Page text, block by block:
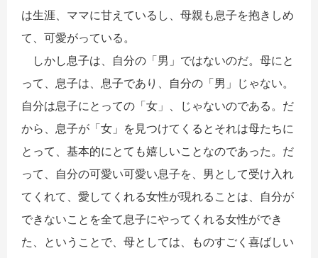
は生涯、ママに甘えているし、母親も息子を抱きしめ
て、可愛がっている。
しかし息子は、自分の「男」ではないのだ。母にと
って、息子は、息子であり、自分の「男」じゃない。
自分は息子にとっての「女」、じゃないのである。だ
から、息子が「女」を見つけてくるとそれは母たちに
とって、基本的にとても嬉しいことなのであった。だ
って、自分の可愛い可愛い息子を、男として受け入れ
てくれて、愛してくれる女性が現れることは、自分が
できないことを全て息子にやってくれる女性ができ
た、ということで、母としては、ものすごく喜ばしい